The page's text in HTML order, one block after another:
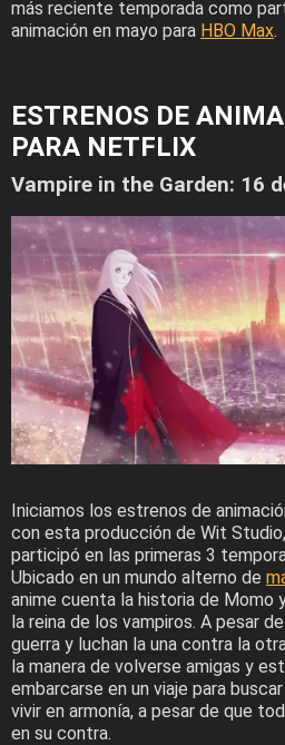
más reciente temporada como
animación en mayo para HBO Max.
ESTRENOS DE
PARA NETFLIX
Vampire in the Garden: 16
Iniciamos los estrenos de
con esta producción de Wit
participó en las primeras 3
Ubicado en un mundo alterno de
anime cuenta la historia de Momo
la reina de los vampiros. A pesar
guerra y luchan la una contra la
la manera de volverse amigas y
embarcarse en un viaje para
vivir en armonía, a pesar de que
en su contra.